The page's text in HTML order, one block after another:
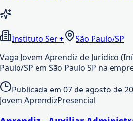
Instituto Ser +
São Paulo/SP
Vaga Jovem Aprendiz de Jurídico
Paulo/SP em São Paulo SP na
Publicada em 07 de agosto de
Jovem AprendizPresencial